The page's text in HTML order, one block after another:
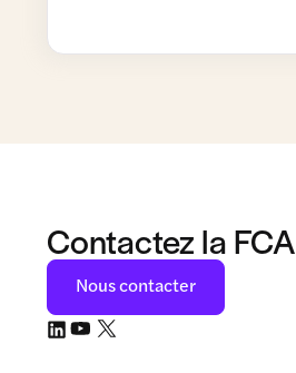
Contactez la FCA
Nous contacter